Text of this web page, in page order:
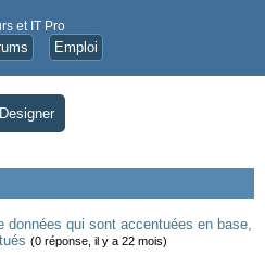
et IT Pro
Emploi
données qui sont accentuées en base,
(0 réponse, il y a 22 mois)